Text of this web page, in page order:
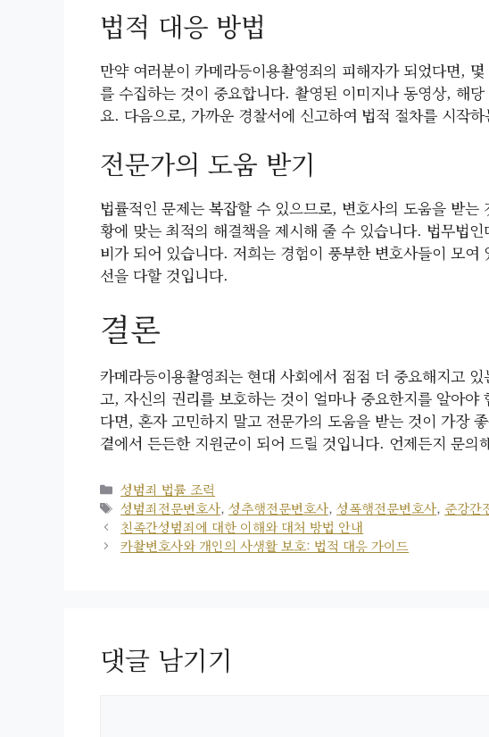
법적 대응 방법
만약 여러분이 카메라등이용촬영죄의 피해자가 되었다면,
를 수집하는 것이 중요합니다. 촬영된 이미지나 동영상, 해
요. 다음으로, 가까운 경찰서에 신고하여 법적 절차를 시작
전문가의 도움 받기
법률적인 문제는 복잡할 수 있으므로, 변호사의 도움을 받
황에 맞는 최적의 해결책을 제시해 줄 수 있습니다. 법무법
비가 되어 있습니다. 저희는 경험이 풍부한 변호사들이 모
선을 다할 것입니다.
결론
카메라등이용촬영죄는 현대 사회에서 점점 더 중요해지고
고, 자신의 권리를 보호하는 것이 얼마나 중요한지를 알아
다면, 혼자 고민하지 말고 전문가의 도움을 받는 것이 가장
곁에서 든든한 지원군이 되어 드릴 것입니다. 언제든지 문의
카
테
고
리
성범죄 법률 조력
태
그
성범죄전문변호사,성추행전문변호사,성폭행전문변호사, 준강간
친족간성범죄에 대한 이해와 대처 방법 안내
카촬변호사와 개인의 사생활 보호: 법적 대응 가이드
댓글 남기기